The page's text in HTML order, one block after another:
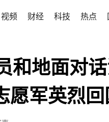
视频 财经 科技 热点
和地面对
愿军英烈